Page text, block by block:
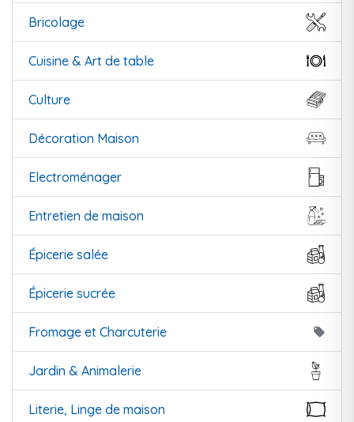
Bricolage
Cuisine & Art de table
Culture
Décoration Maison
Electroménager
Entretien de maison
Épicerie salée
Épicerie sucrée
Fromage et Charcuterie local_offer
Jardin & Animalerie
Literie, Linge de maison